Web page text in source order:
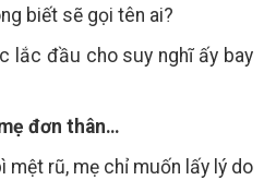
biết sẽ gọi tên ai?
lắc đầu cho suy nghĩ ấy bay
đơn thân…
mệt rũ, mẹ chỉ muốn lấy lý do